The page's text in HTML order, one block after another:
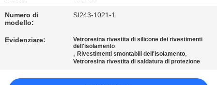
CHIEDI UN
PREVENTIVO
Numero di
modello:
SI243-1021-1
Evidenziare:
Vetroresina rivestita di silicone dei rivestimenti
dell'isolamento
,Rivestimenti smontabili dell'isolamento,
Vetroresina rivestita di saldatura di protezione